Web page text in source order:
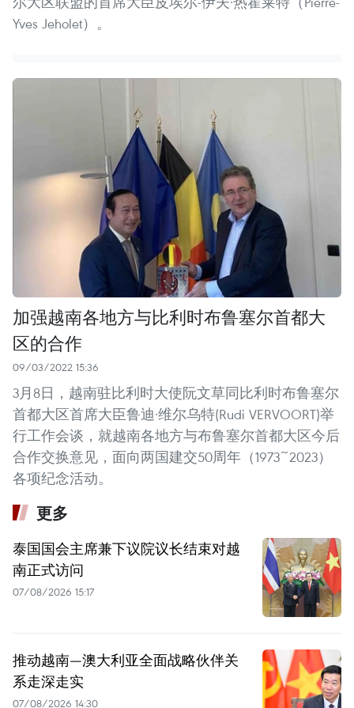
Yves Jeholet）。
加强越南各地方与比利时布鲁塞尔首都大
区的合作
09/03/2022 15:36
3月8日，越南驻比利时大使阮文草同比利时布鲁塞尔
首都大区首席大臣鲁迪·维尔乌特(Rudi VERVOORT)举
行工作会谈，就越南各地方与布鲁塞尔首都大区今后
合作交换意见，面向两国建交50周年（1973~2023）
各项纪念活动。
更多
泰国国会主席兼下议院议长结束对越
南正式访问
07/08/2026 15:17
推动越南—澳大利亚全面战略伙伴关
系走深走实
07/08/2026 14:30